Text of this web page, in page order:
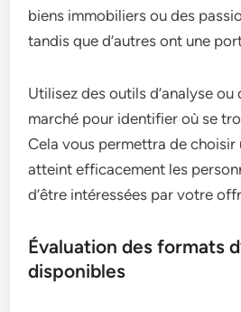
biens immobiliers ou des
tandis que d’autres ont une
Utilisez des outils d’analyse ou
marché pour identifier où se
Cela vous permettra de choisir
atteint efficacement les
d’être intéressées par votre
Évaluation des formats
disponibles